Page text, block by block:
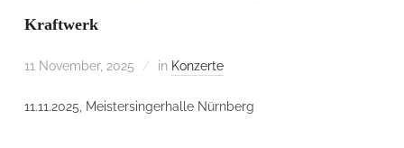
Kraftwerk
11 November, 2025 in Konzerte
11.11.2025, Meistersingerhalle Nürnberg